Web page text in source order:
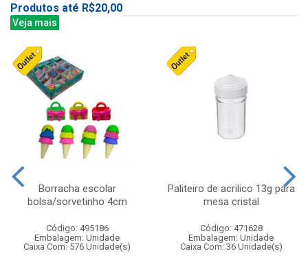
Produtos até R$20,00
Veja mais
Borracha escolar
bolsa/sorvetinho 4cm
Código: 495186
Embalagem: Unidade
Caixa Com: 576 Unidade(s)
Paliteiro de acrilico 13g para
mesa cristal
Código: 471628
Embalagem: Unidade
Caixa Com: 36 Unidade(s)